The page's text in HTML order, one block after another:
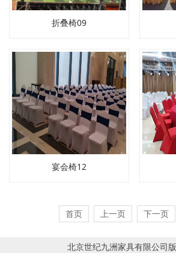
折叠椅09
宴会椅12
首页 上一页 下一页
北京世纪九洲家具有限公司